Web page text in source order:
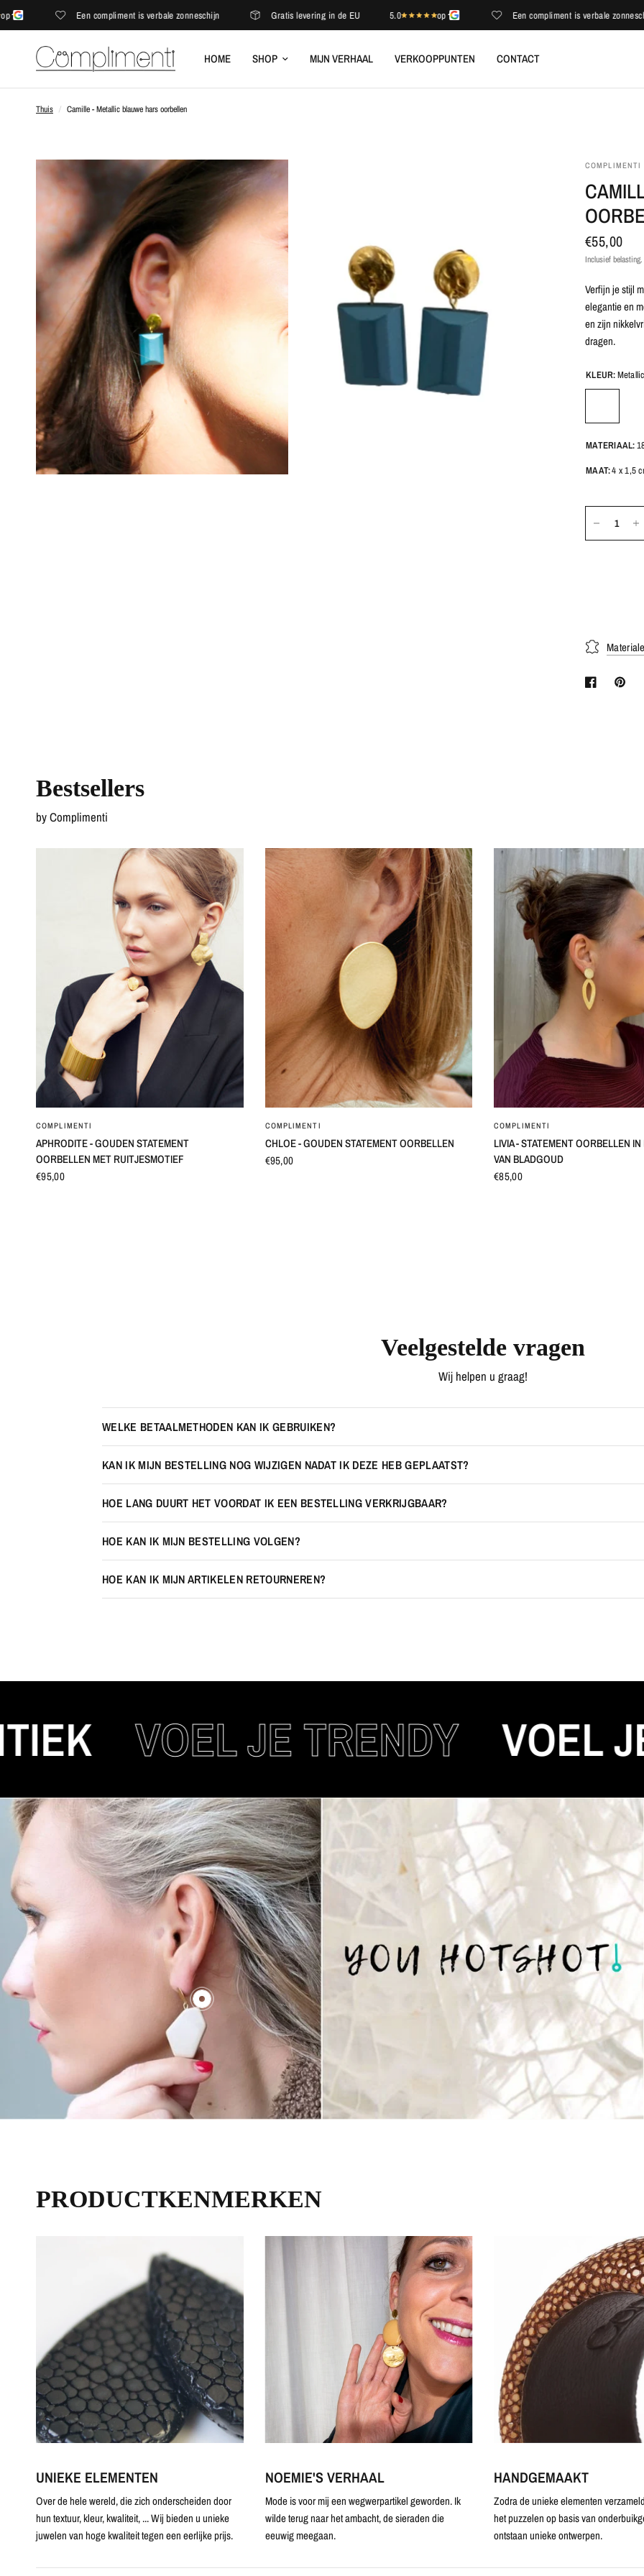
Een compliment is verbale zonneschijn Gratis levering in de EU op Een compliment is verbale zonneschijn
HOME SHOP MIJN VERHAAL VERKOOPPUNTEN CONTACT
Thuis / Camille - Metallic blauwe hars oorbellen
COMPLIMENTI
€55,00
Inclusief belasting.
Verfijn je stijl
elegantie en
en zijn
dragen.
KLEUR:
MATERIAAL:
MAAT:4 x 1,5
Bestsellers
by Complimenti
COMPLIMENTI
APHRODITE - GOUDEN STATEMENT
OORBELLEN MET RUITJESMOTIEF
€95,00
COMPLIMENTI
CHLOE - GOUDEN STATEMENT OORBELLEN
€95,00
COMPLIMENTI
LIVIA - STATEMENT OORBELLEN
VAN BLADGOUD
€85,00
Veelgestelde vragen
Wij helpen u graag!
WELKE BETAALMETHODEN KAN IK GEBRUIKEN?
KAN IK MIJN BESTELLING NOG WIJZIGEN NADAT IK DEZE HEB GEPLAATST?
HOE LANG DUURT HET VOORDAT IK EEN BESTELLING VERKRIJGBAAR?
HOE KAN IK MIJN BESTELLING VOLGEN?
HOE KAN IK MIJN ARTIKELEN RETOURNEREN?
VOEL JE TRENDY VOEL JE
€70,00
PRODUCTKENMERKEN
UNIEKE ELEMENTEN
Over de hele wereld, die zich onderscheiden door
hun textuur, kleur, kwaliteit, ... Wij bieden u unieke
juwelen van hoge kwaliteit tegen een eerlijke prijs.
NOEMIE'S VERHAAL
Mode is voor mij een wegwerpartikel geworden. Ik
wilde terug naar het ambacht, de sieraden die
eeuwig meegaan.
HANDGEMAAKT
Zodra de unieke elementen
het puzzelen op basis van
ontstaan unieke ontwerpen.